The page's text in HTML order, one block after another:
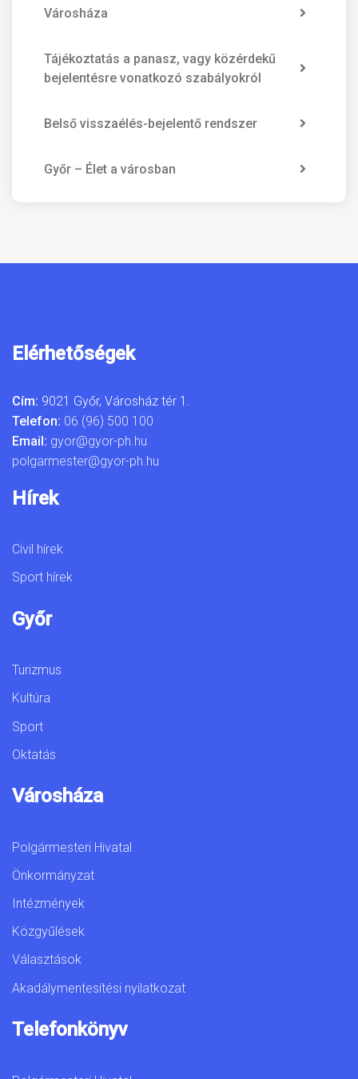
Városháza
Tájékoztatás a panasz, vagy közérdekű
bejelentésre vonatkozó szabályokról
Belső visszaélés-bejelentő rendszer
Győr – Élet a városban
Elérhetőségek
Cím: 9021 Győr, Városház tér 1.
Telefon: 06 (96) 500 100
Email: gyor@gyor-ph.hu
polgarmester@gyor-ph.hu
Hírek
Civil hírek
Sport hírek
Győr
Turizmus
Kultúra
Sport
Oktatás
Városháza
Polgármesteri Hivatal
Önkormányzat
Intézmények
Közgyűlések
Választások
Akadálymentesítési nyilatkozat
Telefonkönyv